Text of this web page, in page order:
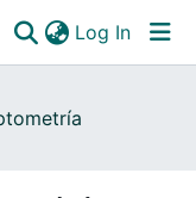
Log In